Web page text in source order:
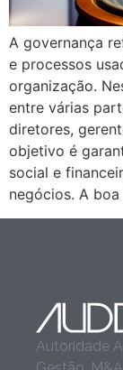
A governança
e processos
organização.
entre várias
diretores,
objetivo é
social e
negócios. A
Autoridade